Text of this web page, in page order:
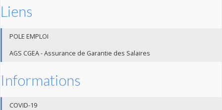
Liens
POLE EMPLOI
AGS CGEA - Assurance de Garantie des Salaires
Informations
COVID-19